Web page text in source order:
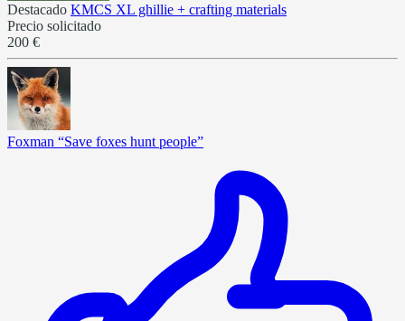
Destacado KMCS XL ghillie + crafting materials
Precio solicitado
200 €
Foxman “Save foxes hunt people”